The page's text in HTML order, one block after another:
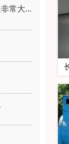
废旧变压器中的多氯联苯对环境的污染是非常大的